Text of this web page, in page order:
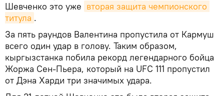
Шевченко это уже вторая защита чемпионского
титула .
За пять раундов Валентина пропустила от Кармуш
всего один удар в голову. Таким образом,
кыргызстанка побила рекорд легендарного бойца
Жоржа Сен-Пьера, который на UFC 111 пропустил
от Дэна Харди три значимых удара.